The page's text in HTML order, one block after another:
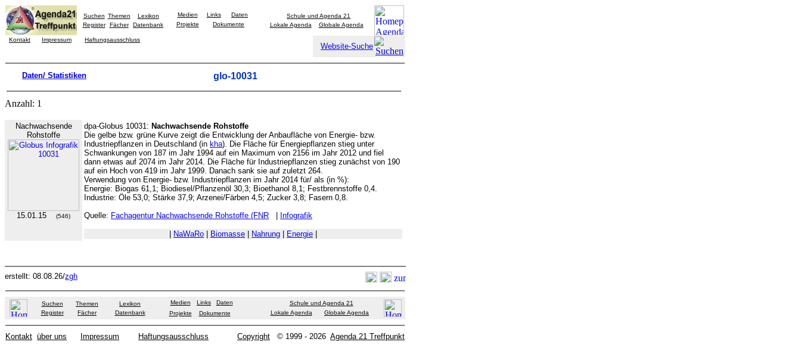
Suchen Themen
Lexikon
Register
Fächer Datenbank
Medien Links
Daten
Projekte
Dokumente
Schule und Agenda 21
Lokale Agenda
Globale Agenda
Kontakt Impressum Haftungsausschluss
Website-Suche
Daten/ Statistiken glo-10031
Anzahl: 1
Nachwachsende
Rohstoffe
15.01.15 (546)
dpa-Globus 10031: Nachwachsende Rohstoffe
Die gelbe bzw. grüne Kurve zeigt die Entwicklung der Anbaufläche von Energie- bzw.
Industriepflanzen in Deutschland (in kha). Die Fläche für Energiepflanzen stieg unter
Schwankungen von 187 im Jahr 1994 auf ein Maximum von 2156 im Jahr 2012 und fiel
dann etwas auf 2074 im Jahr 2014. Die Fläche für Industriepflanzen stieg zunächst von 190
auf ein Hoch von 419 im Jahr 1999. Danach sank sie auf zuletzt 264.
Verwendung von Energie- bzw. Industriepflanzen im Jahr 2014 für/ als (in %):
Energie: Biogas 61,1; Biodiesel/Pflanzenöl 30,3; Bioethanol 8,1; Festbrennstoffe 0,4.
Industrie: Öle 53,0; Stärke 37,9; Arzenei/Färben 4,5; Zucker 3,8; Fasern 0,8.
Quelle: Fachagentur Nachwachsende Rohstoffe (FNR Infografik
NaWaRo Biomasse Nahrung Energie
erstellt: 08.08.26/zgh
Suchen Themen
Lexikon
Register
Fächer Datenbank
Medien Links
Daten
Projekte
Dokumente
Schule und Agenda 21
Lokale Agenda
Globale Agenda
Kontakt über uns Impressum Haftungsausschluss Copyright © 1999 - 2026 Agenda 21 Treffpunkt